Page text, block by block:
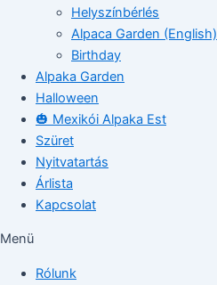
Helyszínbérlés
Alpaca Garden (English)
Birthday
Alpaka Garden
Halloween
🎃 Mexikói Alpaka Est
Szüret
Nyitvatartás
Árlista
Kapcsolat
Menü
Rólunk